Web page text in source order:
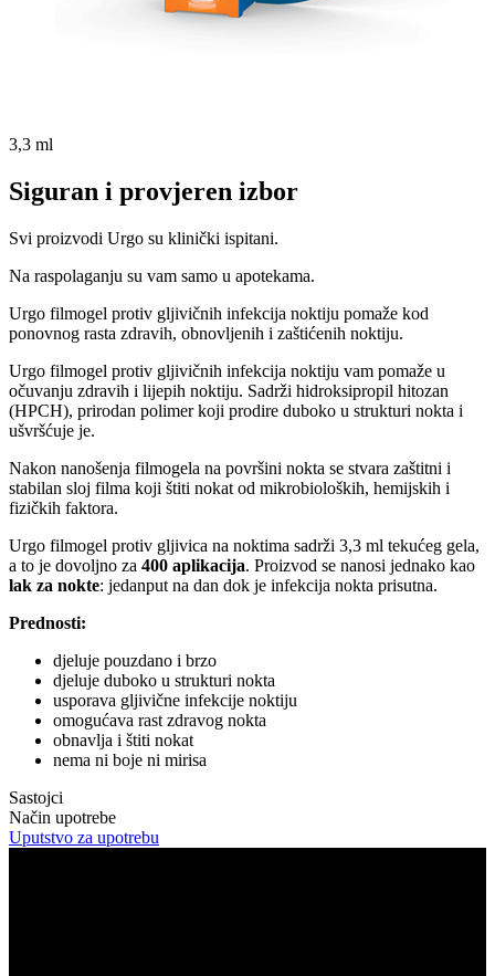
3,3 ml
Siguran i provjeren izbor
Svi proizvodi Urgo su klinički ispitani.
Na raspolaganju su vam samo u apotekama.
Urgo filmogel protiv gljivičnih infekcija noktiju pomaže kod
ponovnog rasta zdravih, obnovljenih i zaštićenih noktiju.
Urgo filmogel protiv gljivičnih infekcija noktiju vam pomaže u
očuvanju zdravih i lijepih noktiju. Sadrži hidroksipropil hitozan
(HPCH), prirodan polimer koji prodire duboko u strukturi nokta i
ušvršćuje je.
Nakon nanošenja filmogela na površini nokta se stvara zaštitni i
stabilan sloj filma koji štiti nokat od mikrobioloških, hemijskih i
fizičkih faktora.
Urgo filmogel protiv gljivica na noktima sadrži 3,3 ml tekućeg gela,
a to je dovoljno za 400 aplikacija. Proizvod se nanosi jednako kao
lak za nokte: jedanput na dan dok je infekcija nokta prisutna.
Prednosti:
djeluje pouzdano i brzo
djeluje duboko u strukturi nokta
usporava gljivične infekcije noktiju
omogućava rast zdravog nokta
obnavlja i štiti nokat
nema ni boje ni mirisa
Sastojci
Način upotrebe
Uputstvo za upotrebu